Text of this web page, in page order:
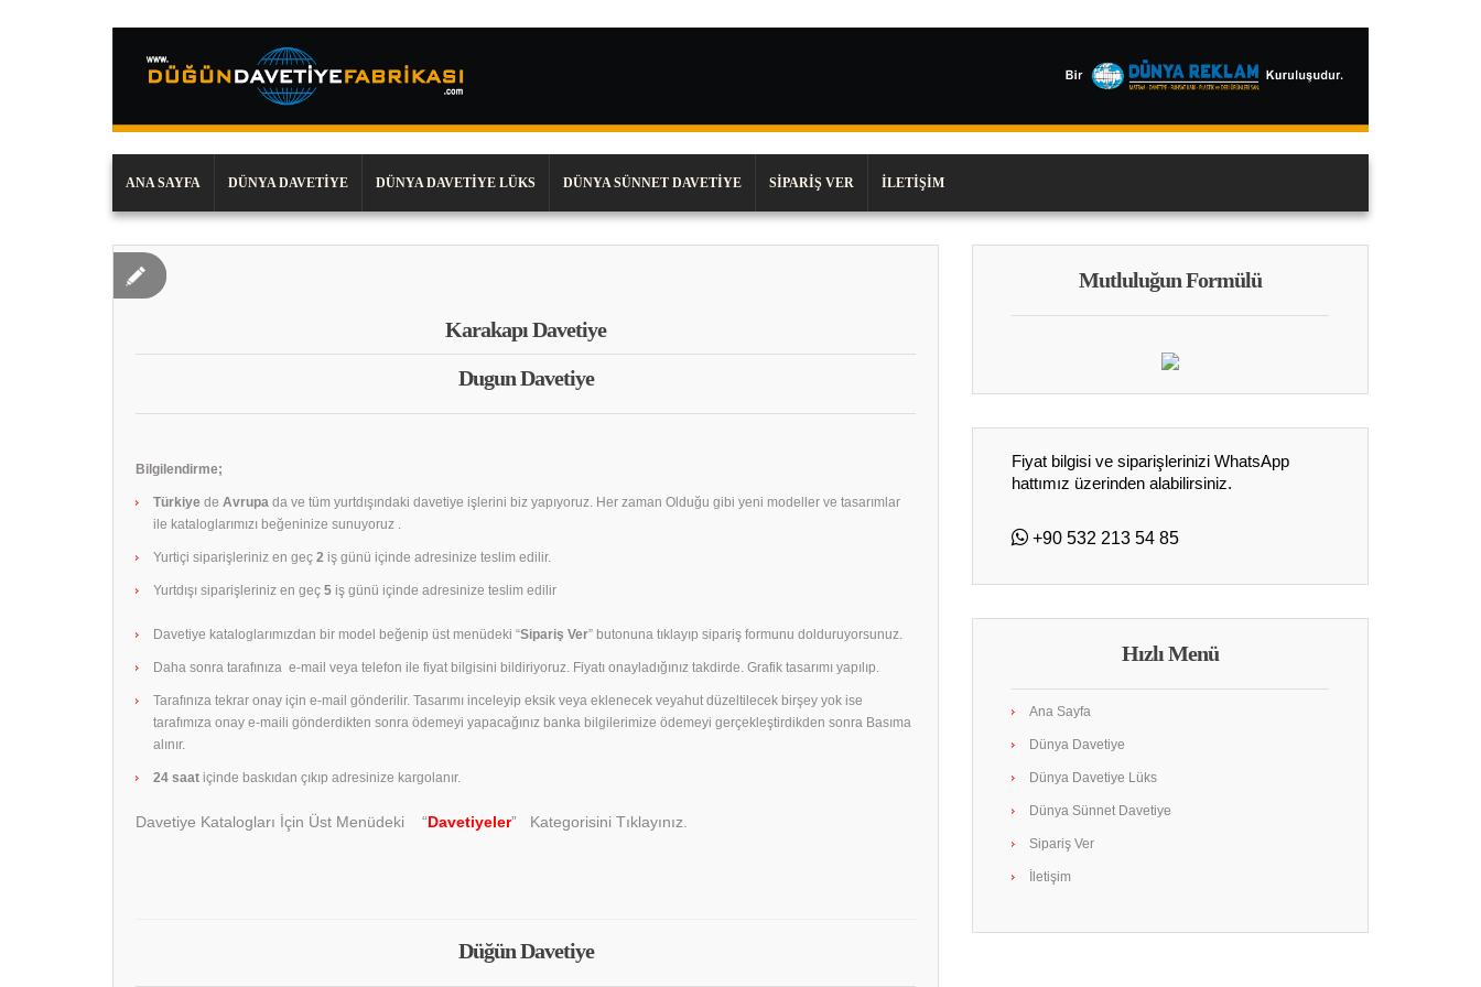
ANA SAYFA DÜNYA DAVETIYE DÜNYA DAVETIYE LÜKS DÜNYA SÜNNET DAVETIYE SIPARIŞ VER İLETIŞIM
Karakapı Davetiye
Dugun Davetiye
Bilgilendirme;
Türkiye de Avrupa da ve tüm yurtdışındaki davetiye işlerini biz yapıyoruz. Her zaman Olduğu gibi yeni modeller ve tasarımlar
ile kataloglarımızı beğeninize sunuyoruz .
Yurtiçi siparişleriniz en geç 2 iş günü içinde adresinize teslim edilir.
Yurtdışı siparişleriniz en geç 5 iş günü içinde adresinize teslim edilir
Davetiye kataloglarımızdan bir model beğenip üst menüdeki “Sipariş Ver” butonuna tıklayıp sipariş formunu dolduruyorsunuz.
Daha sonra tarafınıza e-mail veya telefon ile fiyat bilgisini bildiriyoruz. Fiyatı onayladığınız takdirde. Grafik tasarımı yapılıp.
Tarafınıza tekrar onay için e-mail gönderilir. Tasarımı inceleyip eksik veya eklenecek veyahut düzeltilecek birşey yok ise
tarafımıza onay e-maili gönderdikten sonra ödemeyi yapacağınız banka bilgilerimize ödemeyi gerçekleştirdikden sonra Basıma
alınır.
24 saat içinde baskıdan çıkıp adresinize kargolanır.
Davetiye Katalogları İçin Üst Menüdeki “Davetiyeler” Kategorisini Tıklayınız.
Düğün Davetiye
Mutluluğun Formülü
Fiyat bilgisi ve siparişlerinizi WhatsApp
hattımız üzerinden alabilirsiniz.
+90 532 213 54 85
Hızlı Menü
Ana Sayfa
Dünya Davetiye
Dünya Davetiye Lüks
Dünya Sünnet Davetiye
Sipariş Ver
İletişim